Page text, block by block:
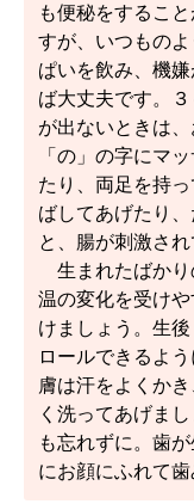
も便秘をすること
すが、いつものよ
ぱいを飲み、機
ば大丈夫です。
が出ないときは
「の」の字にマ
たり、両足を持
ばしてあげたり
と、腸が刺激さ
生まれたばか
温の変化を受け
けましょう。生
ロールできるよ
膚は汗をよくか
く洗ってあげま
も忘れずに。歯
にお顔にふれて歯